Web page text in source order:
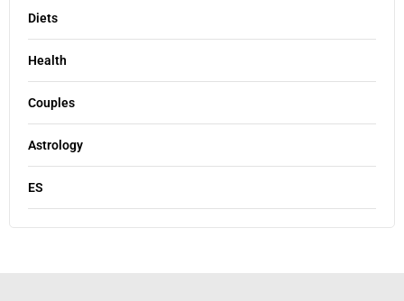
Diets
Health
Couples
Astrology
ES